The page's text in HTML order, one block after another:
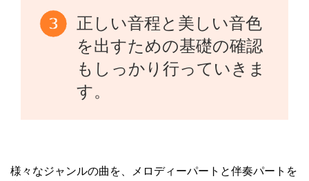
正しい音程と美しい音色
を出すための基礎の確認
もしっかり行っていきま
す。
様々なジャンルの曲を、メロディーパートと伴奏パートを